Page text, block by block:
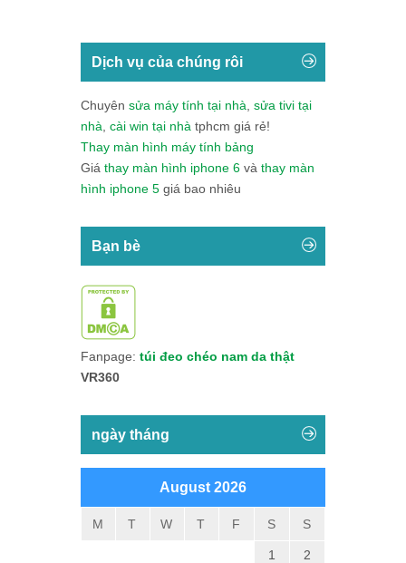
Dịch vụ của chúng rôi
Chuyên sửa máy tính tại nhà sửa tivi tại
nhà cài win tại nhà tphcm giá rẻ!
Thay màn hình máy tính bảng
Giá thay màn hình iphone 6 và thay màn
hình iphone 5 giá bao nhiêu
Bạn bè
Fanpage: túi đeo chéo nam da thật
VR360
ngày tháng
August 2026
M T W T F S S
1
2